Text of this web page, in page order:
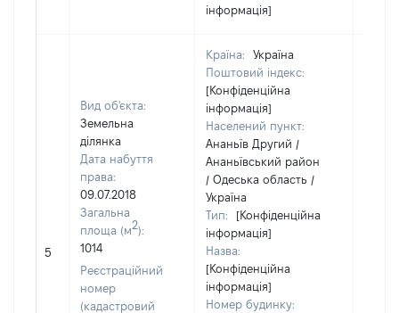
інформація]
5
Вид об'єкта:
Земельна
ділянка
Дата набуття
права:
09.07.2018
Загальна
площа (м2):
1014
Реєстраційний
номер
(кадастровий
Країна:
Україна
Поштовий індекс:
[Конфіденційна
інформація]
Населений пункт:
Ананьїв Другий /
Ананьївський район
/ Одеська область /
Україна
Тип:
[Конфіденційна
інформація]
Назва:
[Конфіденційна
інформація]
Номер будинку: